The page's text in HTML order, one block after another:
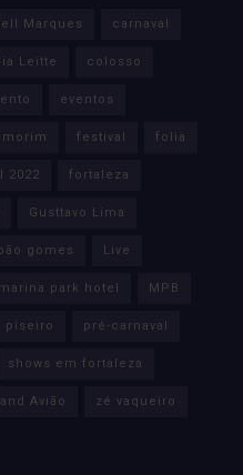
Marques carnaval
Leitte colosso
eventos
festival folia
2022 fortaleza
Gusttavo Lima
gomes Live
marina park hotel MPB
piseiro pré-carnaval
shows em fortaleza
Avião zé vaqueiro